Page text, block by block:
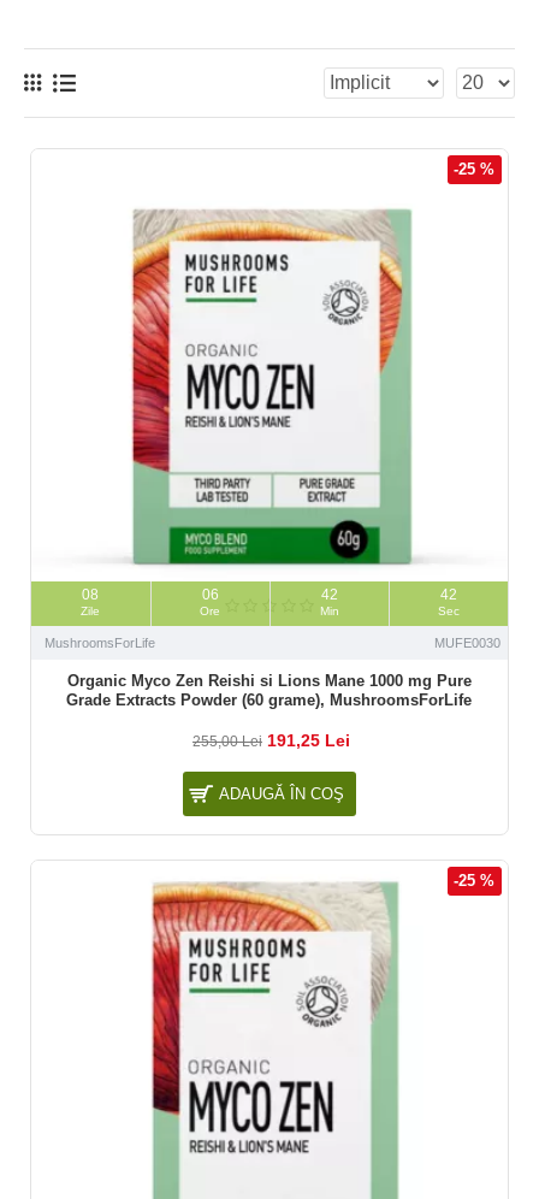
-25 %
08
Zile
06
Ore
42
Min
41
Sec
MushroomsForLife MUFE0030
Organic Myco Zen Reishi si Lions Mane 1000 mg Pure
Grade Extracts Powder (60 grame), MushroomsForLife
255,00 Lei 191,25 Lei
ADAUGĂ ÎN COŞ
-25 %